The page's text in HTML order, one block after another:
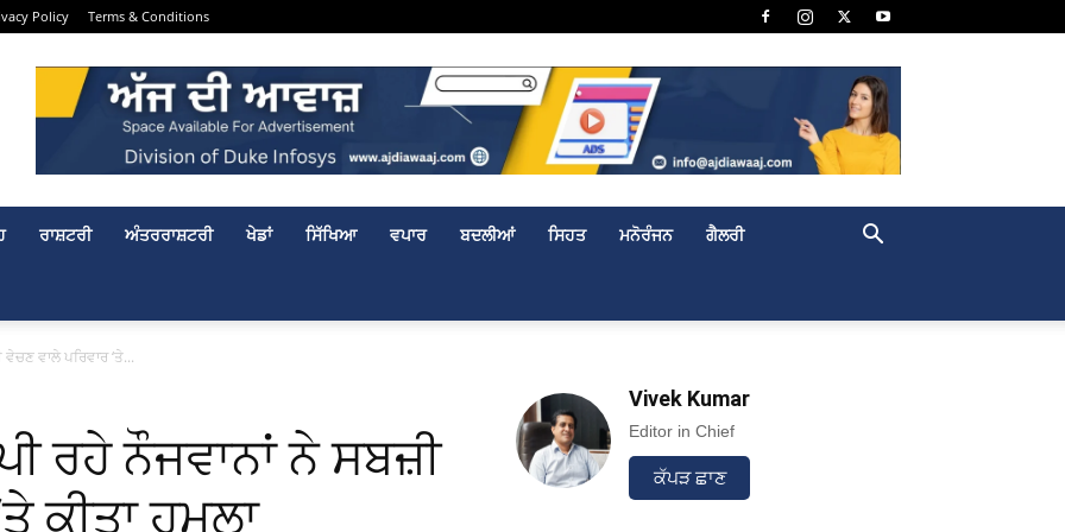
Policy Terms & Conditions
ਰਾਸ਼ਟਰੀ ਅੰਤਰਰਾਸ਼ਟਰੀ ਖੇਡਾਂ ਸਿੱਖਿਆ ਵਪਾਰ ਬਦਲੀਆਂ ਸਿਹਤ ਮਨੋਰੰਜਨ ਗੈਲਰੀ
ਵਾਲੇ ਪਰਿਵਾਰ ‘ਤੇ...
ਰਹੇ ਨੌਜਵਾਨਾਂ ਨੇ ਸਬਜ਼ੀ
ਕੀਤਾ ਹਮਲਾ
Vivek Kumar
Editor in Chief
ਕੱਪੜ ਛਾਣ